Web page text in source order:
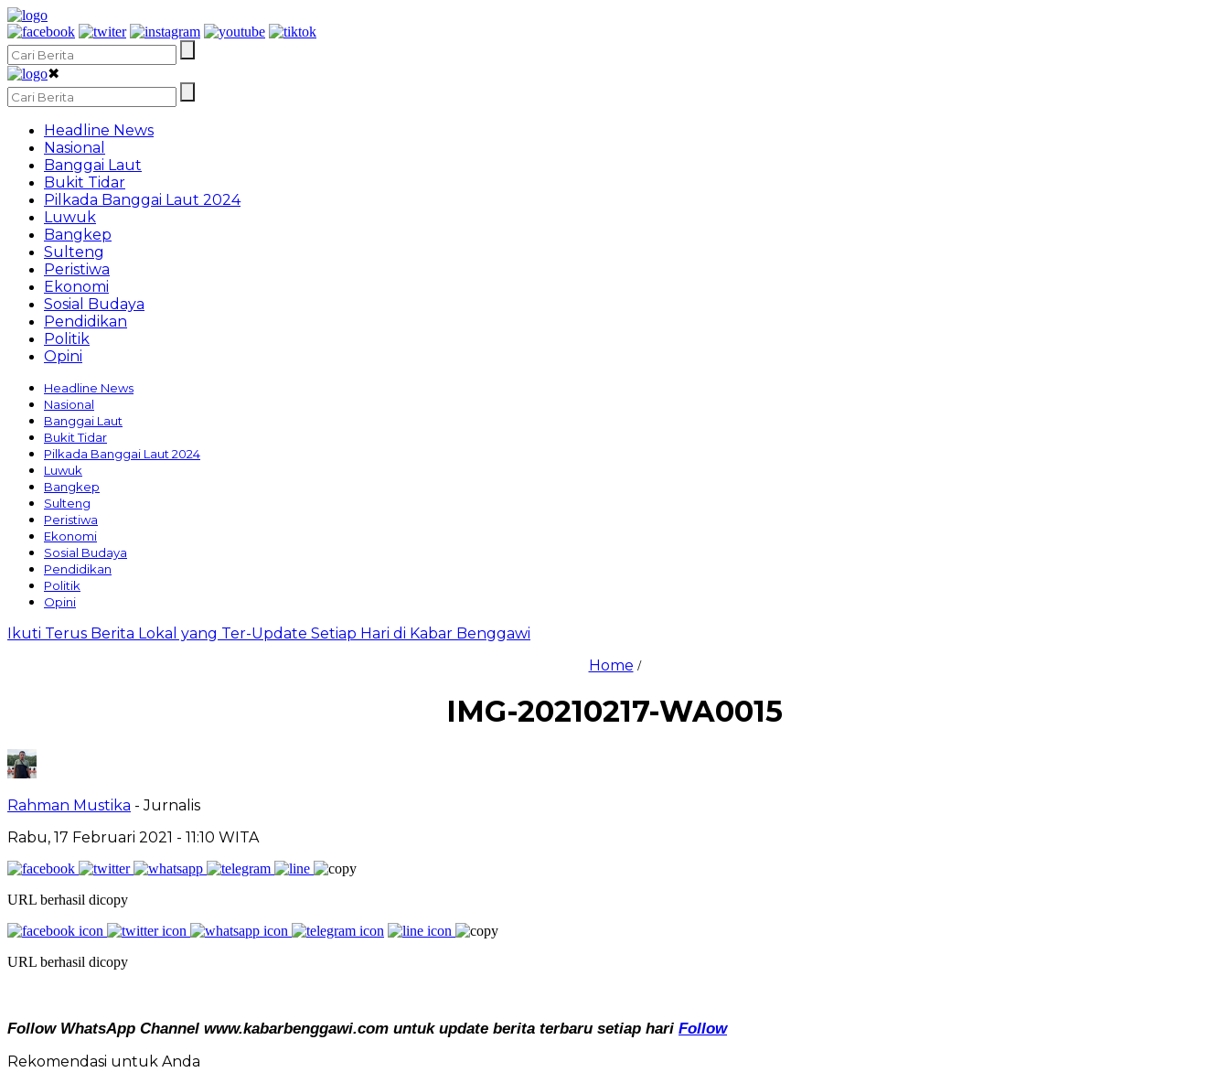
✖
Headline News
Nasional
Banggai Laut
Bukit Tidar
Pilkada Banggai Laut 2024
Luwuk
Bangkep
Sulteng
Peristiwa
Ekonomi
Sosial Budaya
Pendidikan
Politik
Opini
Headline News
Nasional
Banggai Laut
Bukit Tidar
Pilkada Banggai Laut 2024
Luwuk
Bangkep
Sulteng
Peristiwa
Ekonomi
Sosial Budaya
Pendidikan
Politik
Opini
Ikuti Terus Berita Lokal yang Ter-Update Setiap Hari di Kabar Benggawi
Home /
IMG-20210217-WA0015
Rahman Mustika - Jurnalis
Rabu, 17 Februari 2021 - 11:10 WITA
URL berhasil dicopy
URL berhasil dicopy
Follow WhatsApp Channel www.kabarbenggawi.com untuk update berita terbaru setiap hari Follow
Rekomendasi untuk Anda